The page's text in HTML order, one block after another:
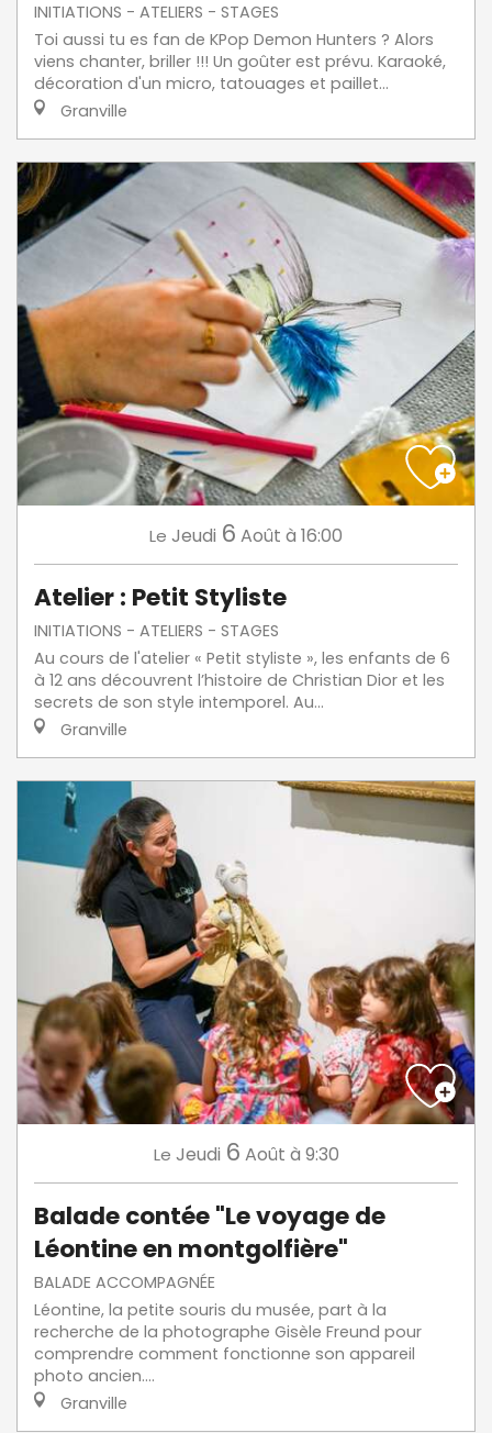
INITIATIONS - ATELIERS - STAGES
Toi aussi tu es fan de KPop Demon Hunters ? Alors
viens chanter, briller !!! Un goûter est prévu. Karaoké,
décoration d'un micro, tatouages et paillet...
Granville
Le Jeudi 6 Août à 16:00
Atelier : Petit Styliste
INITIATIONS - ATELIERS - STAGES
Au cours de l'atelier « Petit styliste », les enfants de 6
à 12 ans découvrent l’histoire de Christian Dior et les
secrets de son style intemporel. Au...
Granville
Le Jeudi 6 Août à 9:30
Balade contée "Le voyage de
Léontine en montgolfière"
BALADE ACCOMPAGNÉE
Léontine, la petite souris du musée, part à la
recherche de la photographe Gisèle Freund pour
comprendre comment fonctionne son appareil
photo ancien....
Granville